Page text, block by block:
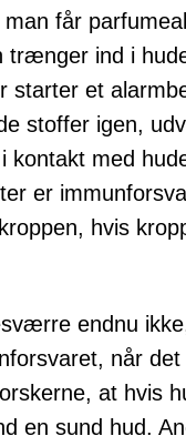
får
trænger ind i
starter et
stoffer igen,
kontakt med
er
hvis
endnu
når
at hvis
en sund hud.